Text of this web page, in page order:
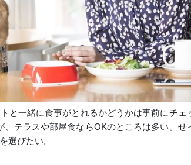
と一緒に食事がとれるかどうかは事前にチェ
、テラスや部屋食ならOKのところは多い。せ
選びたい。